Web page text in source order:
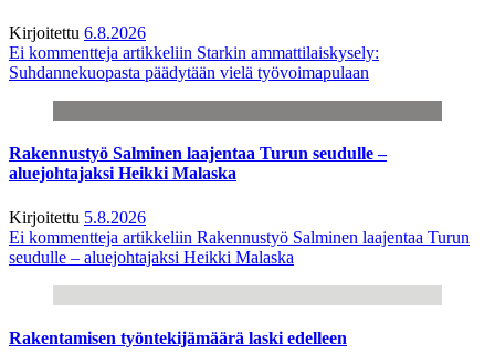
Kirjoitettu 6.8.2026
Ei kommentteja artikkeliin Starkin ammattilaiskysely:
Suhdannekuopasta päädytään vielä työvoimapulaan
Rakennustyö Salminen laajentaa Turun seudulle –
aluejohtajaksi Heikki Malaska
Kirjoitettu 5.8.2026
Ei kommentteja artikkeliin Rakennustyö Salminen laajentaa Turun
seudulle – aluejohtajaksi Heikki Malaska
Rakentamisen työntekijämäärä laski edelleen